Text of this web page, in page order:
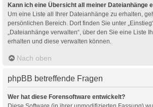
Kann ich eine Übersicht all meiner Dateianhänge
Um eine Liste all Ihrer Dateianhänge zu erhalten,
persönlichen Bereich. Dort finden Sie unter
„Dateianhänge verwalten“, über den Sie eine Liste
erhalten und diese verwalten können.
Nach oben
phpBB betreffende Fragen
Wer hat diese Forensoftware entwickelt?